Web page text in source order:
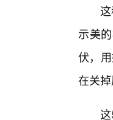
示美
伏，
在关